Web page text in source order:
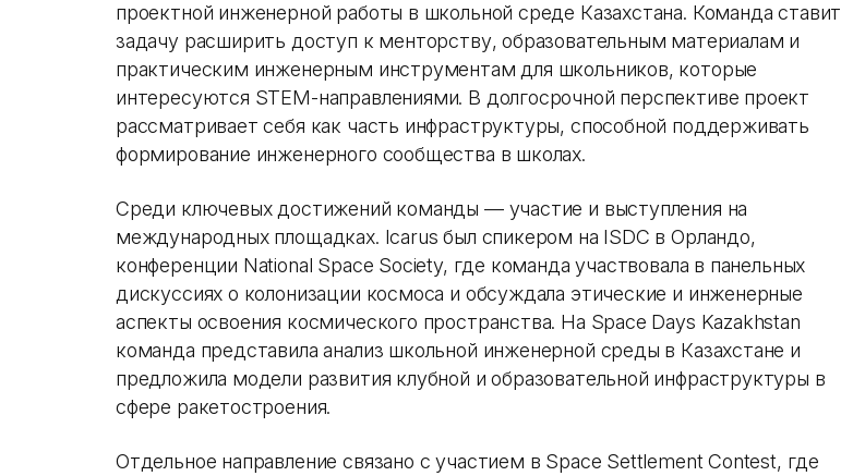
проектной инженерной работы в школьной среде Казахстана. Команда ставит
задачу расширить доступ к менторству, образовательным материалам и
практическим инженерным инструментам для школьников, которые
интересуются STEM-направлениями. В долгосрочной перспективе проект
рассматривает себя как часть инфраструктуры, способной поддерживать
формирование инженерного сообщества в школах.
Среди ключевых достижений команды — участие и выступления на
международных площадках. Icarus был спикером на ISDC в Орландо,
конференции National Space Society, где команда участвовала в панельных
дискуссиях о колонизации космоса и обсуждала этические и инженерные
аспекты освоения космического пространства. На Space Days Kazakhstan
команда представила анализ школьной инженерной среды в Казахстане и
предложила модели развития клубной и образовательной инфраструктуры в
сфере ракетостроения.
Отдельное направление связано с участием в Space Settlement Contest, где